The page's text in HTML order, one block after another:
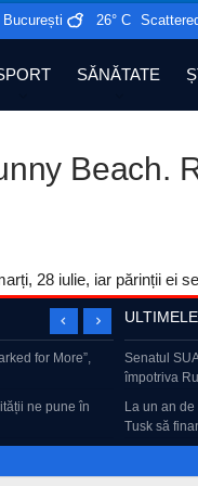
București 26° C
SĂNĂTATE
Beach.
28 iulie, iar părinții ei
for More”,
ne pune în
Teatru,
România.
Surpriza de
Senatul
împotriva
La un an
Tusk să